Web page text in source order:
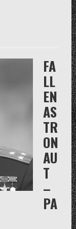
FA
LL
EN
AS
TR
ON
AU
T
–
PA